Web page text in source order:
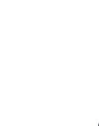
$
$
至基隆；其它地區暫不開
物流人員的工作安全，賣
型傢俱有組裝、配送的問
與您通知，讓你不用整天在
百貨公司配送較為不易，